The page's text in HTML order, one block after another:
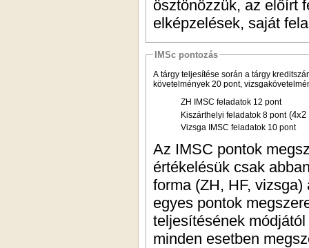
ösztönözzük, az előírt
elképzelések, saját
IMSc pontozás
A tárgy teljesítése során a tárgy
követelmények 20 pont,
ZH IMSC feladatok 12 pont
Kiszárthelyi feladatok 8 pont(4x2
Vizsga IMSC feladatok 10 pont
Az IMSC pontok
értékelésük csak
forma (ZH, HF,
egyes pontok
teljesítésének
minden esetben